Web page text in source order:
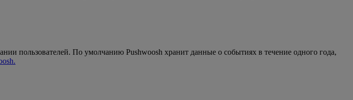
пользователей. По умолчанию Pushwoosh хранит данные о событиях в течение одного года,